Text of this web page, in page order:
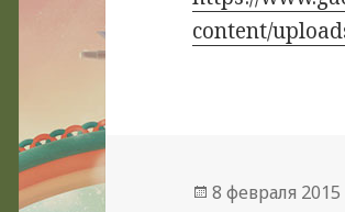
content/
Опубликовано
8 февраля 2015